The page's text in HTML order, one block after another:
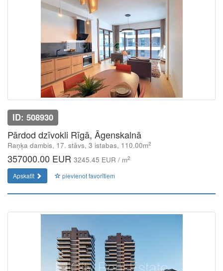
ID: 508930
Pārdod dzīvokli Rīgā, Āgenskalnā
Raņķa dambis, 17. stāvs, 3 istabas, 110.00m2
357000.00 EUR 3245.45 EUR / m2
Apskatīt pievienot favorītiem